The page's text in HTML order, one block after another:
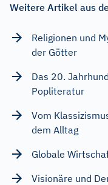
Weitere Artikel aus
Religionen und
der Götter
Das 20.
Popliteratur
Vom
dem Alltag
Globale
Visionäre und